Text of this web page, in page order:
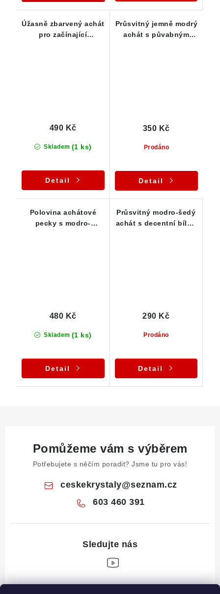
Úžasně zbarvený achát
pro začínající
Skladem (1 ks)
490 Kč
Detail
Průsvitný jemně modrý
achát s půvabným
Prodáno
350 Kč
Detail
Polovina achátové
pecky s modro-
Skladem (1 ks)
480 Kč
Detail
Průsvitný modro-šedý
achát s decentní bílou
Prodáno
290 Kč
Detail
Pomůžeme vám s výběrem
Potřebujete s něčím poradit? Jsme tu pro vás!
ceskekrystaly@seznam.cz
603 460 391
Z